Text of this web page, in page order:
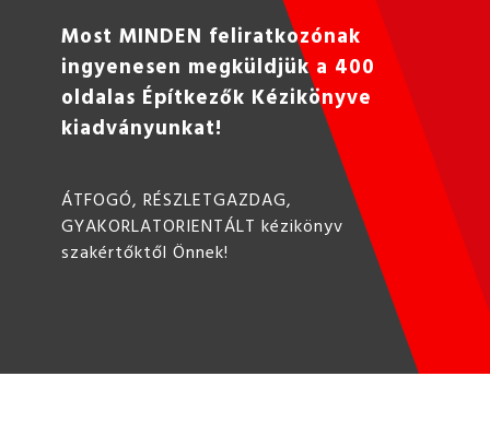
Most MINDEN feliratkozónak
ingyenesen megküldjük a 400
oldalas Építkezők Kézikönyve
kiadványunkat!
ÁTFOGÓ, RÉSZLETGAZDAG,
GYAKORLATORIENTÁLT kézikönyv
szakértőktől Önnek!